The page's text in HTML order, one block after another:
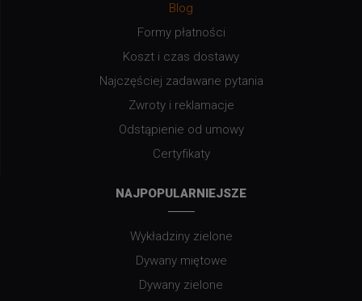
Blog
Formy płatności
Koszt i czas dostawy
Najczęściej zadawane pytania
Zwroty i reklamacje
Odstąpienie od umowy
Certyfikaty
NAJPOPULARNIEJSZE
Wykładziny zielone
Dywany miętowe
Dywany zielone